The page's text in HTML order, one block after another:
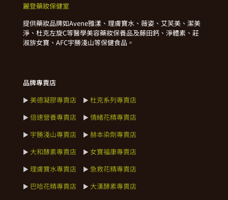
麗登藥妝保健室
提供藥妝品牌如Avene雅漾、理膚寶水、薇姿、艾芙美、潔美
淨、杜克左旋C等醫學美容藥妝保養品及藤田鈣、淨體素、莊
淑旂女寶、AFC宇勝淺山等保健食品。
品牌專賣店
► 美德凝膠專賣店 ► 杜克系列專賣店
► 倍速營養專賣店 ► 情緒花精專賣店
► 宇勝淺山專賣店 ► 赫本染劑專賣店
► 大和酵素專賣店 ► 女寶福康專賣店
► 理膚寶水專賣店 ► 急救花精專賣店
► 巴哈花精專賣店 ► 大漢酵素專賣店